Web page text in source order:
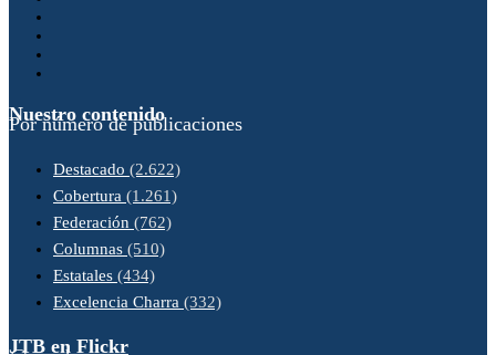
Nuestro contenido
Por número de publicaciones
Destacado (2.622)
Cobertura (1.261)
Federación (762)
Columnas (510)
Estatales (434)
Excelencia Charra (332)
JTB en Flickr